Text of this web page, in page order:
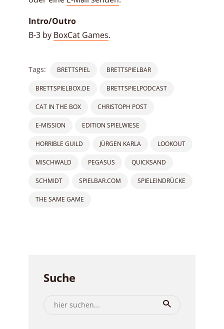
Intro/Outro
B-3 by BoxCat Games.
Tags: BRETTSPIEL BRETTSPIELBAR
BRETTSPIELBOX.DE BRETTSPIELPODCAST
CAT IN THE BOX CHRISTOPH POST
E-MISSION EDITION SPIELWIESE
HORRIBLE GUILD JÜRGEN KARLA LOOKOUT
MISCHWALD PEGASUS QUICKSAND
SCHMIDT SPIELBAR.COM SPIELEINDRÜCKE
THE SAME GAME
Suche